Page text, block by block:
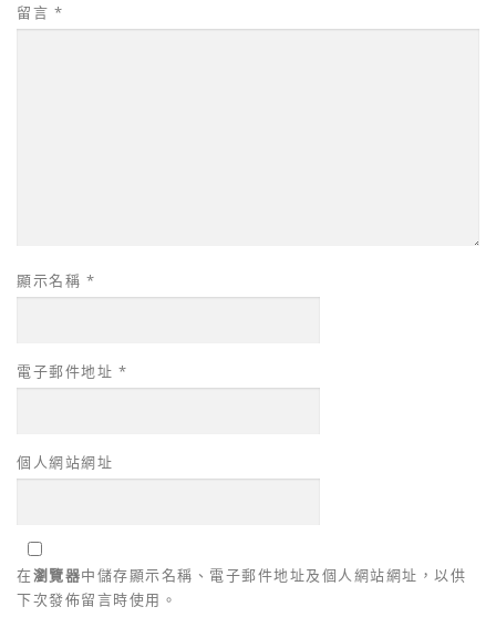
留言 *
顯示名稱 *
電子郵件地址 *
個人網站網址
在瀏覽器中儲存顯示名稱、電子郵件地址及個人網站網址，以供
下次發佈留言時使用。